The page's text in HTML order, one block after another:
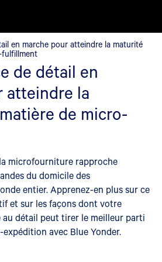
marche pour atteindre la maturité
en marche pour atteindre la maturité
fulfillment
de détail en
atteindre la
de micro-
microfourniture rapproche
du domicile des
entier. Apprenez-en plus sur ce
et sur les façons dont votre
détail peut tirer le meilleur parti
avec Blue Yonder.